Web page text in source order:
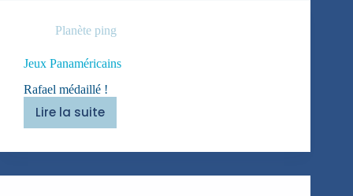
Planète ping
Jeux Panaméricains
Rafael médaillé !
Lire la suite
Jeux